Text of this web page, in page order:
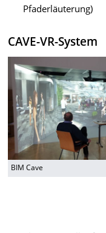
Pfaderläuterung)
CAVE-VR-System
BIM Cave